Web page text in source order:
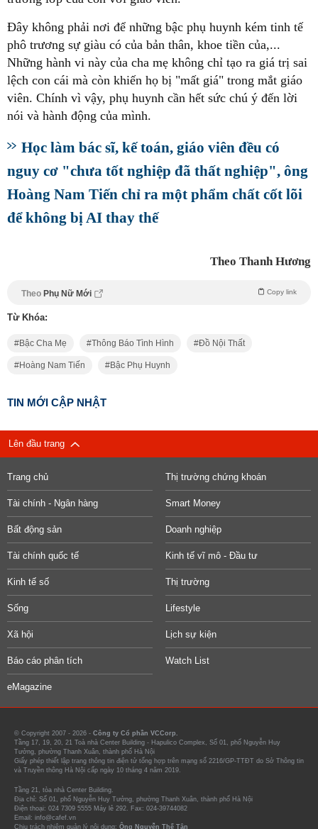
Đây không phải nơi để những bậc phụ huynh kém tinh tế
phô trương sự giàu có của bản thân, khoe tiền của,...
Những hành vi này của cha mẹ không chỉ tạo ra giá trị sai
lệch con cái mà còn khiến họ bị "mất giá" trong mắt giáo
viên. Chính vì vậy, phụ huynh cần hết sức chú ý đến lời
nói và hành động của mình.
Học làm bác sĩ, kế toán, giáo viên đều có
nguy cơ "chưa tốt nghiệp đã thất nghiệp", ông
Hoàng Nam Tiến chỉ ra một phẩm chất cốt lõi
để không bị AI thay thế
Theo Thanh Hương
Theo Phụ Nữ Mới Copy link
Từ Khóa:
Bậc Cha Mẹ Thông Báo Tình Hình Đồ Nội Thất
Hoàng Nam Tiến Bậc Phụ Huynh
TIN MỚI CẬP NHẬT
Lên đầu trang
Trang chủ Thị trường chứng khoán
Tài chính - Ngân hàng Smart Money
Bất động sản Doanh nghiệp
Tài chính quốc tế Kinh tế vĩ mô - Đầu tư
Kinh tế số Thị trường
Sống Lifestyle
Xã hội Lịch sự kiện
Báo cáo phân tích Watch List
eMagazine
© Copyright 2007 - 2026 - Công ty Cổ phần VCCorp.
Tầng 17, 19, 20, 21 Toà nhà Center Building - Hapulico Complex, Số 01, phố Nguyễn Huy
Tưởng, phường Thanh Xuân, thành phố Hà Nội
Giấy phép thiết lập trang thông tin điện tử tổng hợp trên mạng số 2216/GP-TTĐT do Sở Thông tin
và Truyền thông Hà Nội cấp ngày 10 tháng 4 năm 2019.
Tầng 21, tòa nhà Center Building.
Địa chỉ: Số 01, phố Nguyễn Huy Tưởng, phường Thanh Xuân, thành phố Hà Nội
Điện thoại: 024 7309 5555 Máy lẻ 292. Fax: 024-39744082
Email: info@cafef.vn
Chịu trách nhiệm quản lý nội dung: Ông Nguyễn Thế Tân